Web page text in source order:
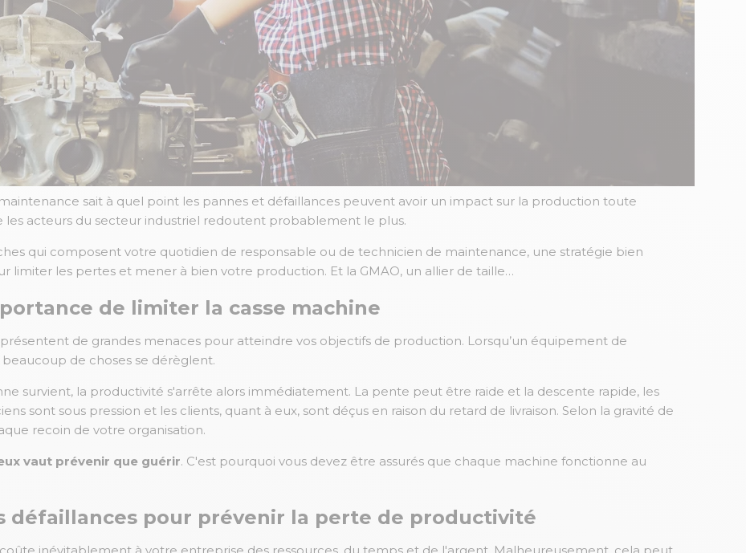
sait à quel point les pannes et défaillances peuvent avoir un impact sur la production toute
les acteurs du secteur industriel redoutent probablement le plus.
qui composent votre quotidien de responsable ou de technicien de maintenance, une stratégie bien
les pertes et mener à bien votre production. Et la GMAO, un allier de taille…
de limiter la casse machine
de grandes menaces pour atteindre vos objectifs de production. Lorsqu’un équipement de
de choses se dérèglent.
survient, la productivité s'arrête alors immédiatement. La pente peut être raide et la descente rapide, les
sont sous pression et les clients, quant à eux, sont déçus en raison du retard de livraison. Selon la gravité de
recoin de votre organisation.
vaut prévenir que guérir. C'est pourquoi vous devez être assurés que chaque machine fonctionne au
défaillances pour prévenir la perte de productivité